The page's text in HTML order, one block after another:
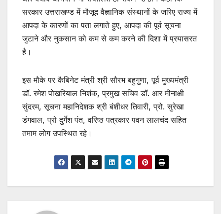
सरकार उत्तराखण्ड में मौजूद वैज्ञानिक संस्थानों के जरिए राज्य में
आपदा के कारणों का पता लगाते हुए, आपदा की पूर्व सूचना
जुटाने और नुकसान को कम से कम करने की दिशा में प्रयासरत
है।
इस मौके पर कैबिनेट मंत्री श्री सौरभ बहुगुणा, पूर्व मुख्यमंत्री
डॉ. रमेश पोखरियाल निशंक, प्रमुख सचिव डॉ. आर मीनाक्षी
सुंदरम, सूचना महानिदेशक श्री बंशीधर तिवारी, प्रो. सुरेखा
डंगवाल, प्रो दुर्गेश पंत, वरिष्ठ पत्रकार पवन लालचंद सहित
तमाम लोग उपस्थित रहे।